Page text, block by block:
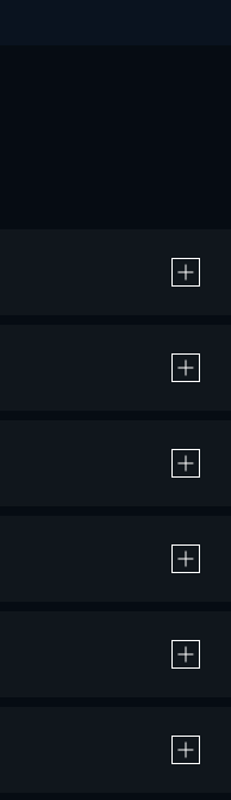
よる作品の購入 / レンタルです。